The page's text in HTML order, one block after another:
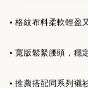
• 格紋布料柔軟輕盈
• 寬版鬆緊腰頭，穩
• 推薦搭配同系列襯